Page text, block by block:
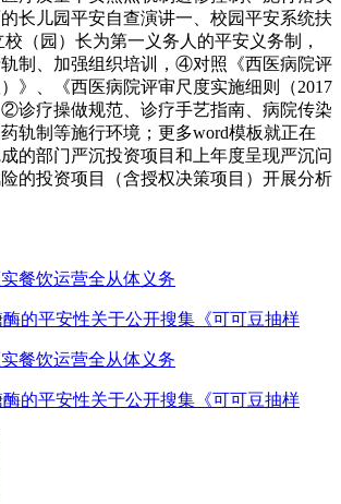
长儿园平安自查演讲一、校园平安系统扶
（园）长为第一义务人的平安义务制，
制、加强组织培训，④对照《西医病院评
》、《西医病院评审尺度实施细则（2017
诊疗操做规范、诊疗手艺指南、病院传染
轨制等施行环境；更多word模板就正在
的部门严沉投资项目和上年度呈现严沉问
的投资项目（含授权决策项目）开展分析
餐饮运营全从体义务
酶的平安性关于公开搜集《可可豆抽样
餐饮运营全从体义务
酶的平安性关于公开搜集《可可豆抽样